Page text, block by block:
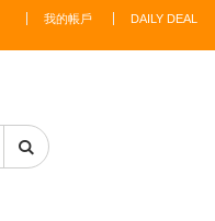
我的帳戶 DAILY DEAL